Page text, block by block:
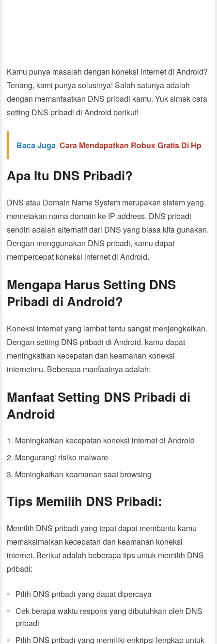
Kamu punya masalah dengan koneksi internet di Android?
Tenang, kami punya solusinya! Salah satunya adalah
dengan memanfaatkan DNS pribadi kamu. Yuk simak cara
setting DNS pribadi di Android berikut!
Baca Juga Cara Mendapatkan Robux Gratis Di Hp
Apa Itu DNS Pribadi?
DNS atau Domain Name System merupakan sistem yang
memetakan nama domain ke IP address. DNS pribadi
sendiri adalah alternatif dari DNS yang biasa kita gunakan.
Dengan menggunakan DNS pribadi, kamu dapat
mempercepat koneksi internet di Android.
Mengapa Harus Setting DNS
Pribadi di Android?
Koneksi internet yang lambat tentu sangat menjengkelkan.
Dengan setting DNS pribadi di Android, kamu dapat
meningkatkan kecepatan dan keamanan koneksi
internetmu. Beberapa manfaatnya adalah:
Manfaat Setting DNS Pribadi di
Android
Meningkatkan kecepatan koneksi internet di Android
Mengurangi risiko malware
Meningkatkan keamanan saat browsing
Tips Memilih DNS Pribadi:
Memilih DNS pribadi yang tepat dapat membantu kamu
memaksimalkan kecepatan dan keamanan koneksi
internet. Berikut adalah beberapa tips untuk memilih DNS
pribadi:
Pilih DNS pribadi yang dapat dipercaya
Cek berapa waktu respons yang dibutuhkan oleh DNS
pribadi
Pilih DNS pribadi yang memiliki enkripsi lengkap untuk